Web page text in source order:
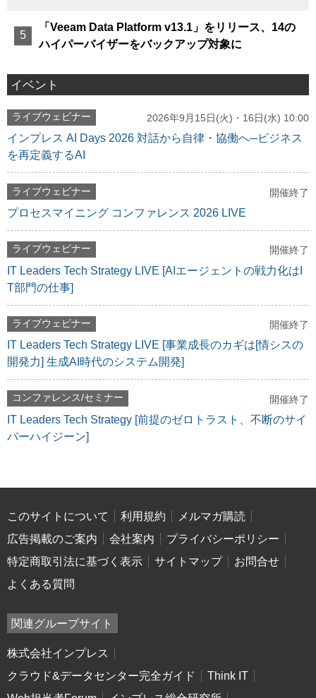
「Veeam Data Platform v13.1」をリリース、14の
ハイパーバイザーをバックアップ対象に
イベント
ライブウェビナー 2026年9月15日(火)・16日(水) 10:00
インプレス AI Days 2026 対話から自律・協働へ─ビジネス
を再定義するAI
ライブウェビナー 開催終了
プロセスマイニング コンファレンス 2026 LIVE
ライブウェビナー 開催終了
IT Leaders Tech Strategy LIVE [AIエージェントの戦力化はI
T部門の仕事]
ライブウェビナー 開催終了
IT Leaders Tech Strategy LIVE [事業成長のカギは[情シスの
開発力] 生成AI時代のシステム開発]
コンファレンス/セミナー 開催終了
IT Leaders Tech Strategy [前提のゼロトラスト、不断のサイ
バーハイジーン]
このサイトについて 利用規約
メルマガ購読
広告掲載のご案内
会社案内
プライバシーポリシー
特定商取引法に基づく表示
サイトマップ
お問合せ
よくある質問
関連グループサイト
株式会社インプレス
クラウド&データセンター完全ガイド
Think IT